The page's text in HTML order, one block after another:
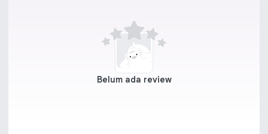
Belum ada review